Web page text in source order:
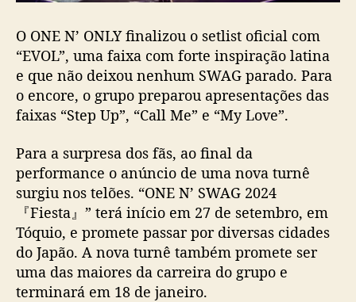
O ONE N’ ONLY finalizou o setlist oficial com
“EVOL”, uma faixa com forte inspiração latina
e que não deixou nenhum SWAG parado. Para
o encore, o grupo preparou apresentações das
faixas “Step Up”, “Call Me” e “My Love”.
Para a surpresa dos fãs, ao final da
performance o anúncio de uma nova turnê
surgiu nos telões. “ONE N’ SWAG 2024
『Fiesta』” terá início em 27 de setembro, em
Tóquio, e promete passar por diversas cidades
do Japão. A nova turnê também promete ser
uma das maiores da carreira do grupo e
terminará em 18 de janeiro.